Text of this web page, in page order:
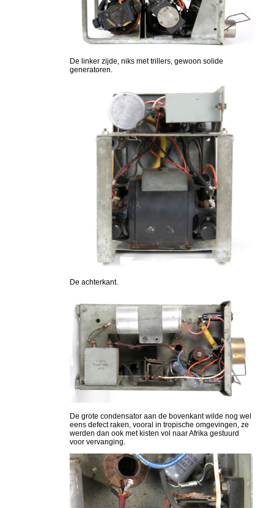
De linker zijde, niks met trillers, gewoon solide
generatoren.
De achterkant.
De grote condensator aan de bovenkant wilde nog wel
eens defect raken, vooral in tropische omgevingen, ze
werden dan ook met kisten vol naar Afrika gestuurd
voor vervanging.